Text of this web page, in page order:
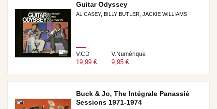
Guitar Odyssey
AL CASEY, BILLY BUTLER, JACKIE WILLIAMS
V.CD
19,99 €
V.Numérique
9,95 €
Buck & Jo, The Intégrale Panassié
Sessions 1971-1974